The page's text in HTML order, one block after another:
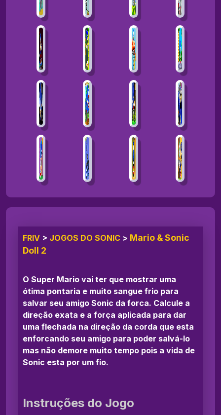
FRIV > JOGOS DO SONIC > Mario & Sonic
Doll 2
O Super Mario vai ter que mostrar uma
ótima pontaria e muito sangue frio para
salvar seu amigo Sonic da forca. Calcule a
direção exata e a força aplicada para dar
uma flechada na direção da corda que esta
enforcando seu amigo para poder salvá-lo
mas não demore muito tempo pois a vida de
Sonic esta por um fio.
Instruções do Jogo